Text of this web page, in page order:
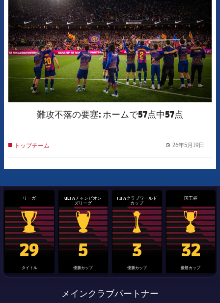
難攻不落の要塞: ホームで57点中57点
トップチーム 26年5月19日
リーガ
La Liga trophy
29
タイトル
UEFAチャンピオン
ズリーグ
Champions League trophy
5
優勝カップ
FIFAクラブワールド
カップ
label.aria.clubworldcup
3
優勝カップ
国王杯
国王杯
32
優勝カップ
メインクラブパートナー